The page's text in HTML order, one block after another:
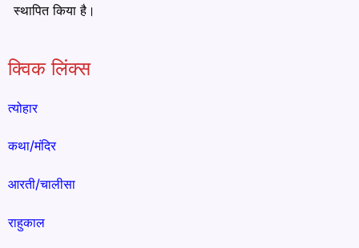
स्थापित किया है।
क्विक लिंक्स
त्योहार
कथा/मंदिर
आरती/चालीसा
राहुकाल